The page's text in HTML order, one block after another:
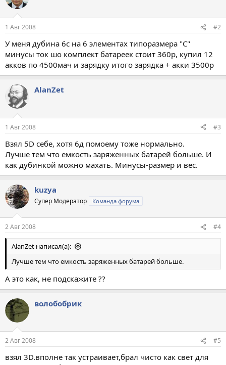
1 Авг 2008 #2
У меня дубина 6с на 6 элементах типоразмера "С"
минусы ток шо комплект батареек стоит 360р, купил 12
акков по 4500мач и зарядку итого зарядка + акки 3500р
AlanZet
1 Авг 2008 #3
Взял 5D себе, хотя 6д помоему тоже нормально.
Лучше тем что емкость заряженных батарей больше. И
как дубинкой можно махать. Минусы-размер и вес.
kuzya
Супер Модератор Команда форума
2 Авг 2008 #4
AlanZet написал(а):
Лучше тем что емкость заряженных батарей больше.
А это как, не подскажите ??
волобобрик
2 Авг 2008 #5
взял 3D.вполне так устраивает,брал чисто как свет для